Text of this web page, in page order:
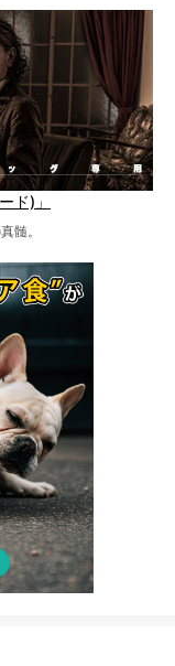
ド)」
髄。